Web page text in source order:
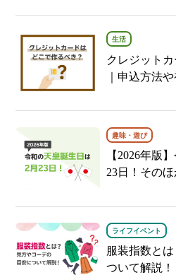
生活
クレジット
｜申込方法
趣味・遊び
【2026年版
23日！その
ライフイベント
服装指数と
ついて解説！